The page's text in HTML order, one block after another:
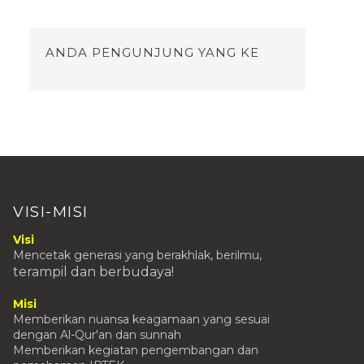
PERINGATAN HARI SUMPAH PEMUDA
Kegiatan Kita : Upacara Hari Santri 22
Bareng
LOMBA KEGIATAN TENGAH SEMESTER
(KTS)
► September(5)
►Agustus(9)
ANDA PENGUNJUNG YANG KE
VISI-MISI
Visi
Mencetak generasi yang berakhlak, berilmu,
terampil dan berbudaya!
Misi
Memberikan nuansa keagamaan yang sesuai
dengan Al-Qur'an dan sunnah
Memberikan kegiatan pengembangan dan